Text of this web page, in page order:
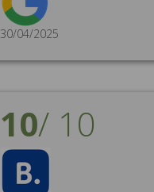
30/04/2025
10/ 10